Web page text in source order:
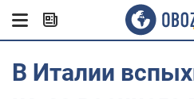
В Италии